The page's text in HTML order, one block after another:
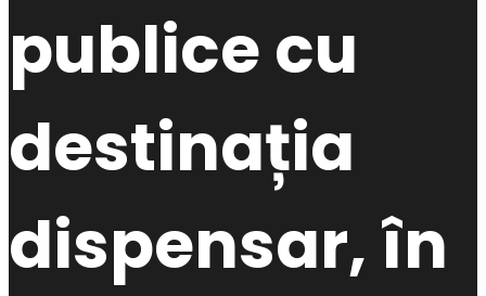
publice cu
destinația
dispensar, în